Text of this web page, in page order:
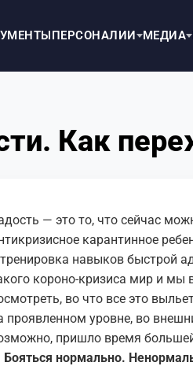
ПЕРСОНАЛИИ МЕДИА
Как
— это то, что сейчас
карантинное
навыков быстрой
короно-кризиса мир и мы
во что все это
проявленном уровне, во
пришло время
Бояться нормально.